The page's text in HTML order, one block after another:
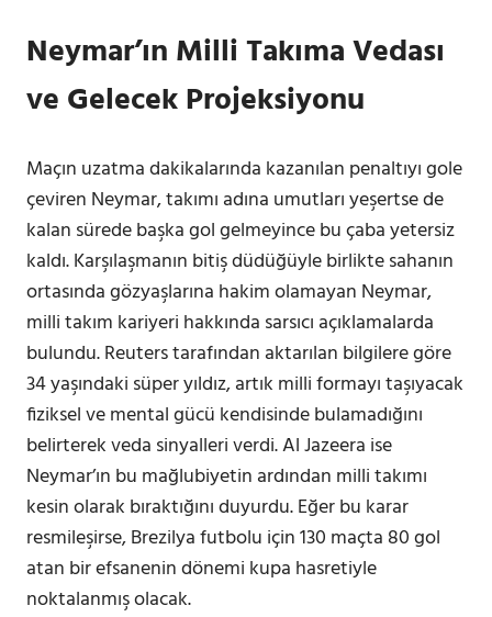
Neymar’ın Milli Takıma Vedası
ve Gelecek Projeksiyonu
Maçın uzatma dakikalarında kazanılan penaltıyı gole
çeviren Neymar, takımı adına umutları yeşertse de
kalan sürede başka gol gelmeyince bu çaba yetersiz
kaldı. Karşılaşmanın bitiş düdüğüyle birlikte sahanın
ortasında gözyaşlarına hakim olamayan Neymar,
milli takım kariyeri hakkında sarsıcı açıklamalarda
bulundu. Reuters tarafından aktarılan bilgilere göre
34 yaşındaki süper yıldız, artık milli formayı taşıyacak
fiziksel ve mental gücü kendisinde bulamadığını
belirterek veda sinyalleri verdi. Al Jazeera ise
Neymar’ın bu mağlubiyetin ardından milli takımı
kesin olarak bıraktığını duyurdu. Eğer bu karar
resmileşirse, Brezilya futbolu için 130 maçta 80 gol
atan bir efsanenin dönemi kupa hasretiyle
noktalanmış olacak.